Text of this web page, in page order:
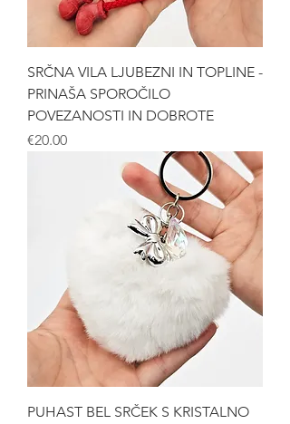
SRČNA VILA LJUBEZNI IN TOPLINE -
PRINAŠA SPOROČILO
POVEZANOSTI IN DOBROTE
Price
€20.00
PUHAST BEL SRČEK S KRISTALNO